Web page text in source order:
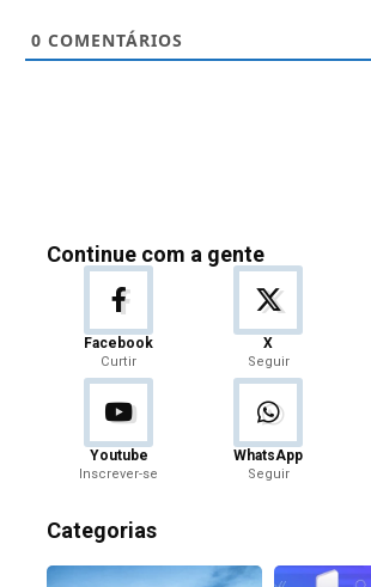
0 COMENTÁRIOS
Continue com a gente
Facebook
Curtir
X
Seguir
Youtube
Inscrever-se
WhatsApp
Seguir
Categorias